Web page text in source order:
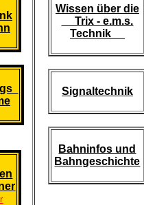
Wissen über die
Trix - e.m.s.
Technik
Signaltechnik
Bahninfos und
Bahngeschichte